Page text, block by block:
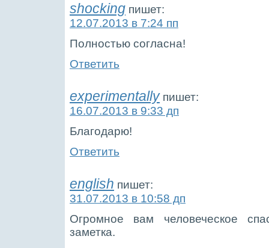
shocking пишет:
12.07.2013 в 7:24 пп
Полностью согласна!
Ответить
experimentally пишет:
16.07.2013 в 9:33 дп
Благодарю!
Ответить
english пишет:
31.07.2013 в 10:58 дп
Огромное вам человеческое
заметка.